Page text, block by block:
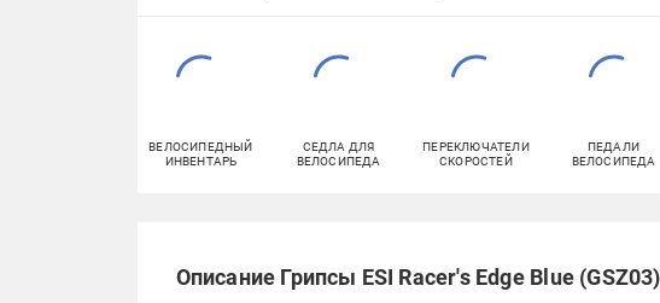
ВЕЛОСИПЕДНЫЙ
ИНВЕНТАРЬ
СЕДЛА ДЛЯ
ВЕЛОСИПЕДА
ПЕРЕКЛЮЧАТЕЛИ
СКОРОСТЕЙ
ПЕДАЛИ
ВЕЛОСИПЕДА
Описание Грипсы ESI Racer's Edge Blue (GSZ03)